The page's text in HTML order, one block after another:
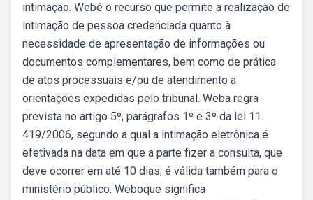
intimação. Webé o recurso que permite a realização de
intimação de pessoa credenciada quanto à
necessidade de apresentação de informações ou
documentos complementares, bem como de prática
de atos processuais e/ou de atendimento a
orientações expedidas pelo tribunal. Weba regra
prevista no artigo 5º, parágrafos 1º e 3º da lei 11.
419/2006, segundo a qual a intimação eletrônica é
efetivada na data em que a parte fizer a consulta, que
deve ocorrer em até 10 dias, é válida também para o
ministério público. Weboque significa